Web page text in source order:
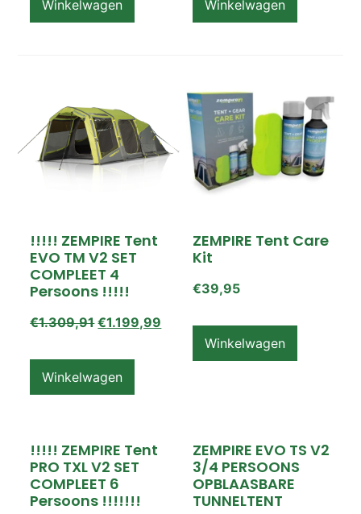
Winkelwagen Winkelwagen
!!!!! ZEMPIRE Tent
EVO TM V2 SET
COMPLEET 4
Persoons !!!!!
€1.309,91 €1.199,99
Winkelwagen
ZEMPIRE Tent Care
Kit
€39,95
Winkelwagen
!!!!! ZEMPIRE Tent
PRO TXL V2 SET
COMPLEET 6
Persoons !!!!!!!
ZEMPIRE EVO TS V2
3/4 PERSOONS
OPBLAASBARE
TUNNELTENT